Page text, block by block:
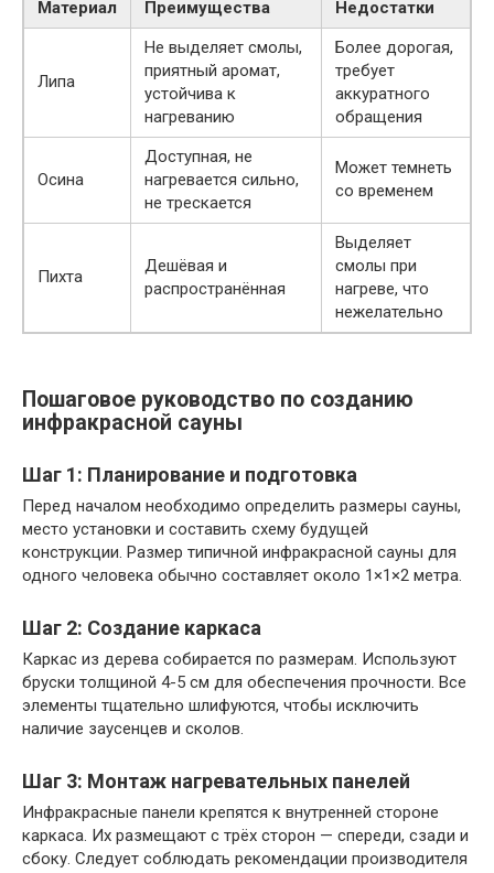
Материал Преимущества Недостатки
Липа
Не выделяет смолы,
приятный аромат,
устойчива к
нагреванию
Более дорогая,
требует
аккуратного
обращения
Осина
Доступная, не
нагревается сильно,
не трескается
Может темнеть
со временем
Пихта
Дешёвая и
распространённая
Выделяет
смолы при
нагреве, что
нежелательно
Пошаговое руководство по созданию
инфракрасной сауны
Шаг 1: Планирование и подготовка
Перед началом необходимо определить размеры сауны,
место установки и составить схему будущей
конструкции. Размер типичной инфракрасной сауны для
одного человека обычно составляет около 1×1×2 метра.
Шаг 2: Создание каркаса
Каркас из дерева собирается по размерам. Используют
бруски толщиной 4-5 см для обеспечения прочности. Все
элементы тщательно шлифуются, чтобы исключить
наличие заусенцев и сколов.
Шаг 3: Монтаж нагревательных панелей
Инфракрасные панели крепятся к внутренней стороне
каркаса. Их размещают с трёх сторон — спереди, сзади и
сбоку. Следует соблюдать рекомендации производителя